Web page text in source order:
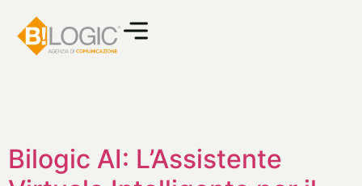
Bilogic AI: L’Assistente